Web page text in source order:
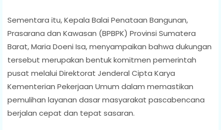
Sementara itu, Kepala Balai Penataan Bangunan,
Prasarana dan Kawasan (BPBPK) Provinsi Sumatera
Barat, Maria Doeni Isa, menyampaikan bahwa dukungan
tersebut merupakan bentuk komitmen pemerintah
pusat melalui Direktorat Jenderal Cipta Karya
Kementerian Pekerjaan Umum dalam memastikan
pemulihan layanan dasar masyarakat pascabencana
berjalan cepat dan tepat sasaran.